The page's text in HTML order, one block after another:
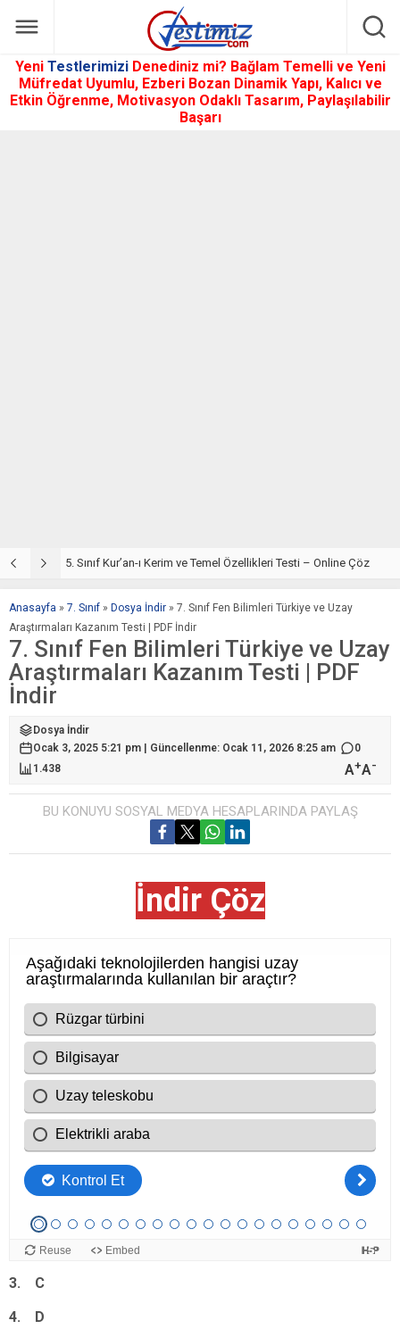
Yeni Testlerimizi Denediniz mi? Bağlam Temelli ve Yeni
Müfredat Uyumlu, Ezberi Bozan Dinamik Yapı, Kalıcı ve
Etkin Öğrenme, Motivasyon Odaklı Tasarım, Paylaşılabilir
Başarı
5. Sınıf Kur’an-ı Kerim ve Temel Özellikleri Testi – Online Çöz
Anasayfa » 7. Sınıf » Dosya İndir » 7. Sınıf Fen Bilimleri Türkiye ve Uzay
Araştırmaları Kazanım Testi | PDF İndir
7. Sınıf Fen Bilimleri Türkiye ve Uzay
Araştırmaları Kazanım Testi | PDF
İndir
Dosya İndir
Ocak 3, 2025 5:21 pm | Güncellenme: Ocak 11, 2026 8:25 am
0
1.438
A+A-
BU KONUYU SOSYAL MEDYA HESAPLARINDA PAYLAŞ
İndir Çöz
Cevap Anahtarı
1. A
2. A
3. C
4. D